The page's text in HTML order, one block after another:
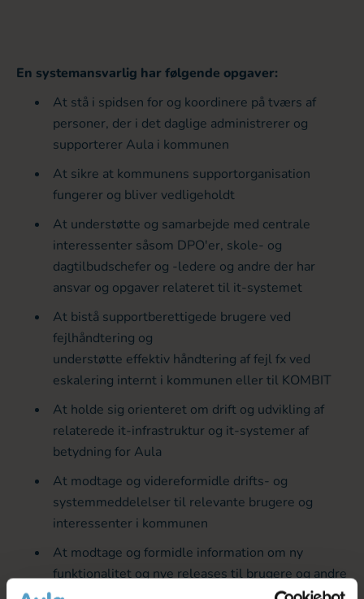
En systemansvarlig har følgende opgaver:
At stå i spidsen for og koordinere på tværs af
personer, der i det daglige administrerer og
supporterer Aula i kommunen
At sikre at kommunens supportorganisation
fungerer og bliver vedligeholdt
At understøtte og samarbejde med centrale
interessenter såsom DPO'er, skole- og
dagtilbudschefer og -ledere og andre der har
ansvar og opgaver relateret til it-systemet
At bistå supportberettigede brugere ved
fejlhåndtering og
understøtte effektiv håndtering af fejl fx ved
eskalering internt i kommunen eller til KOMBIT
At holde sig orienteret om drift og udvikling af
relaterede it-infrastruktur og it-systemer af
betydning for Aula
At modtage og videreformidle drifts- og
systemmeddelelser til relevante brugere og
interessenter i kommunen
At modtage og formidle information om ny
funktionalitet og nye releases til brugere og andre
relevante parter i kommunen